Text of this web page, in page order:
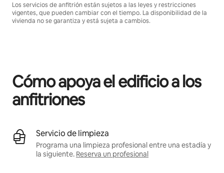
Los servicios de anfitrión están sujetos a las leyes y restricciones
vigentes, que pueden cambiar con el tiempo. La disponibilidad de la
vivienda no se garantiza y está sujeta a cambios.
Cómo apoya el edificio a los
anfitriones
Servicio de limpieza
Programa una limpieza profesional entre una estadía y
la siguiente. Reserva un profesional